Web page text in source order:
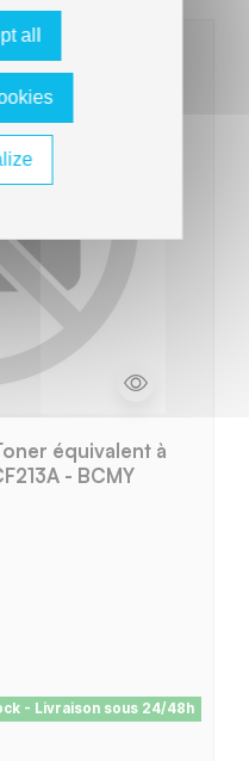
équivalent à
- BCMY
- Livraison sous 24/48h
all